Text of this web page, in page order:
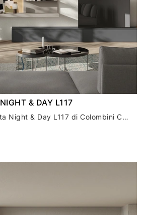
NIGHT & DAY L117
Parete Attrezzata Night & Day L117 di Colombini Casa